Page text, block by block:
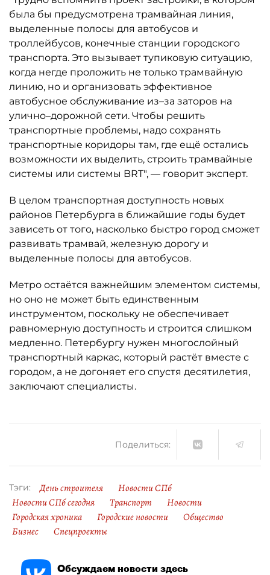
была бы предусмотрена трамвайная линия,
выделенные полосы для автобусов и
троллейбусов, конечные станции городского
транспорта. Это вызывает тупиковую ситуацию,
когда негде проложить не только трамвайную
линию, но и организовать эффективное
автобусное обслуживание из–за заторов на
улично–дорожной сети. Чтобы решить
транспортные проблемы, надо сохранять
транспортные коридоры там, где ещё остались
возможности их выделить, строить трамвайные
системы или системы BRT", — говорит эксперт.
В целом транспортная доступность новых
районов Петербурга в ближайшие годы будет
зависеть от того, насколько быстро город сможет
развивать трамвай, железную дорогу и
выделенные полосы для автобусов.
Метро остаётся важнейшим элементом системы,
но оно не может быть единственным
инструментом, поскольку не обеспечивает
равномерную доступность и строится слишком
медленно. Петербургу нужен многослойный
транспортный каркас, который растёт вместе с
городом, а не догоняет его спустя десятилетия,
заключают специалисты.
Поделиться:
Тэги: День строителя
Новости СПб
Новости СПб сегодня
Транспорт
Новости
Городская хроника
Городские новости
Общество
Бизнес
Спецпроекты
Обсуждаем новости здесь